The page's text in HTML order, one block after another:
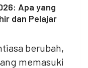
Apa yang
dan Pelajar
berubah,
memasuki